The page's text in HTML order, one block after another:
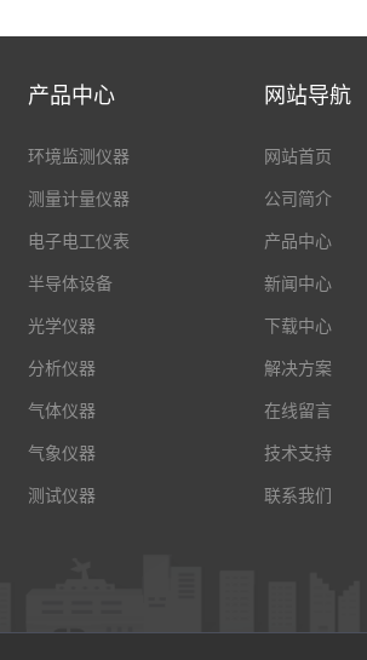
产品中心
环境监测仪器
测量计量仪器
电子电工仪表
半导体设备
光学仪器
分析仪器
气体仪器
气象仪器
测试仪器
网站导航
网站首页
公司简介
产品中心
新闻中心
下载中心
解决方案
在线留言
技术支持
联系我们